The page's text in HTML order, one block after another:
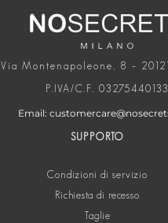
Via Montenapoleone, 8 –
P.IVA/C.F. 03275440133
Email:
SUPPORTO
Condizioni di servizio
Richiesta di recesso
Taglie